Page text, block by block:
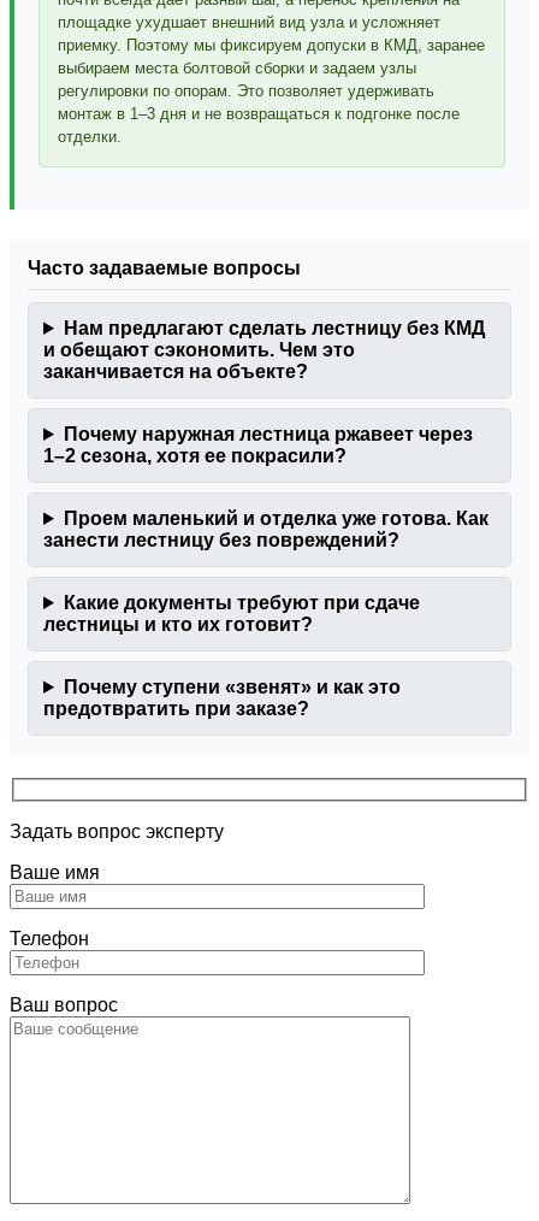
площадке ухудшает внешний вид узла и усложняет
приемку. Поэтому мы фиксируем допуски в КМД, заранее
выбираем места болтовой сборки и задаем узлы
регулировки по опорам. Это позволяет удерживать
монтаж в 1–3 дня и не возвращаться к подгонке после
отделки.
Часто задаваемые вопросы
Нам предлагают сделать лестницу без КМД
и обещают сэкономить. Чем это
заканчивается на объекте?
Почему наружная лестница ржавеет через
1–2 сезона, хотя ее покрасили?
Проем маленький и отделка уже готова. Как
занести лестницу без повреждений?
Какие документы требуют при сдаче
лестницы и кто их готовит?
Почему ступени «звенят» и как это
предотвратить при заказе?
Задать вопрос эксперту
Ваше имя
Телефон
Ваш вопрос